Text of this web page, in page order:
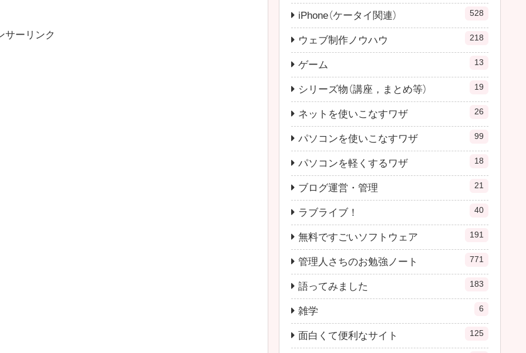
サーリンク
iPhone（ケータイ関連） 528
ウェブ制作ノウハウ 218
ゲーム 13
シリーズ物（講座，まとめ等） 19
ネットを使いこなすワザ 26
パソコンを使いこなすワザ 99
パソコンを軽くするワザ 18
ブログ運営・管理 21
ラブライブ！ 40
無料ですごいソフトウェア 191
管理人さちのお勉強ノート 771
語ってみました 183
雑学 6
面白くて便利なサイト 125